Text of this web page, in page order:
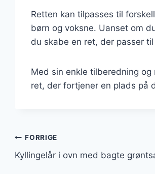
Retten kan tilpasses til
børn og voksne. Uanset om
du skabe en ret, der passer
Med sin enkle tilberedning
ret, der fortjener en plads på
Indlægsnavigation
FORRIGE
Kyllingelår i ovn med bagte